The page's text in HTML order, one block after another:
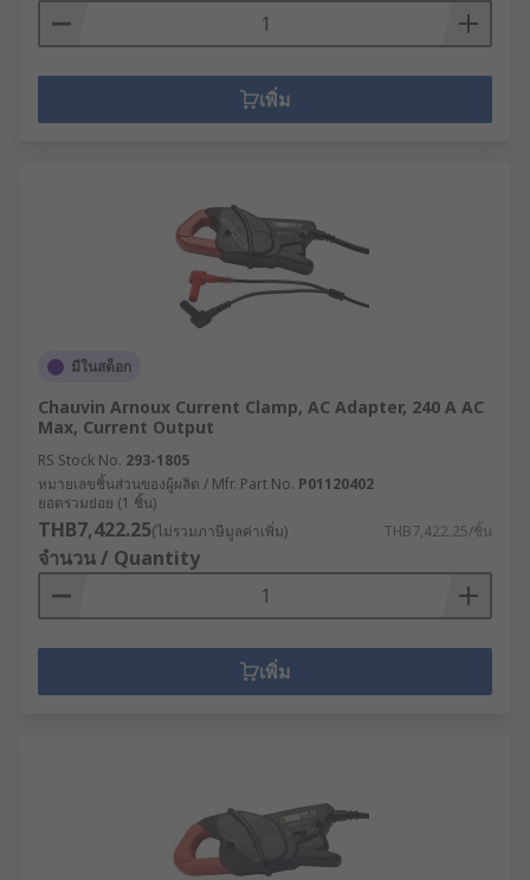
เพิ่ม
มีในสต็อก
Chauvin Arnoux Current Clamp, AC Adapter, 240 A AC
Max, Current Output
RS Stock No. 293-1805
หมายเลขชิ้นส่วนของผู้ผลิต / Mfr. Part No. P01120402
ยอดรวมย่อย (1 ชิ้น)
THB7,422.25(ไม่รวมภาษีมูลค่าเพิ่ม) THB7,422.25/ชิ้น
จำนวน / Quantity
เพิ่ม